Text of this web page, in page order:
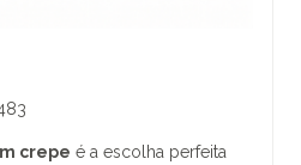
crepe é a escolha perfeita